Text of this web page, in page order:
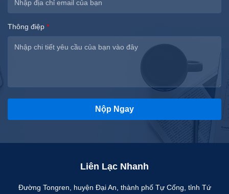
Thông điệp *
Nộp Ngay
Liên Lạc Nhanh
Đường Tongren, huyện Đại An, thành phố Tự Cống, tỉnh Tứ